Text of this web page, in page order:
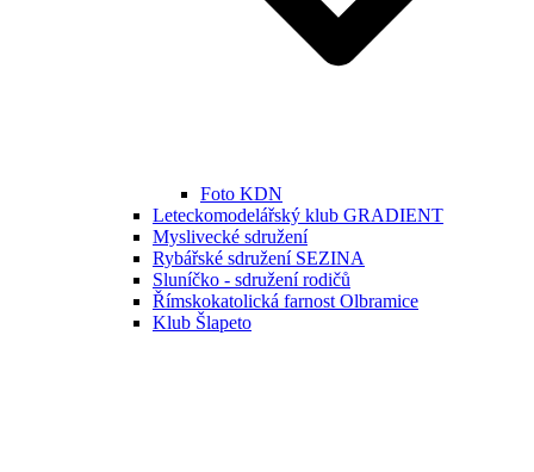
Foto KDN
Leteckomodelářský klub GRADIENT
Myslivecké sdružení
Rybářské sdružení SEZINA
Sluníčko - sdružení rodičů
Římskokatolická farnost Olbramice
Klub Šlapeto